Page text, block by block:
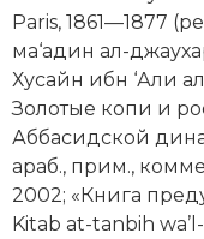
Paris, 1861—1877
ма‘адин ал-
Хусайн ибн ‘Али
Золотые копи и
Аббасидской
араб., прим.,
2002; «Книга
Kitab at-tanbih